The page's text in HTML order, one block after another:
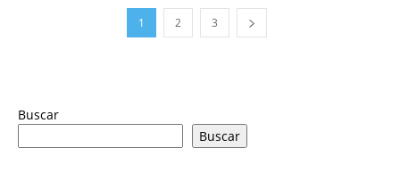
1 2 3
Buscar
Buscar